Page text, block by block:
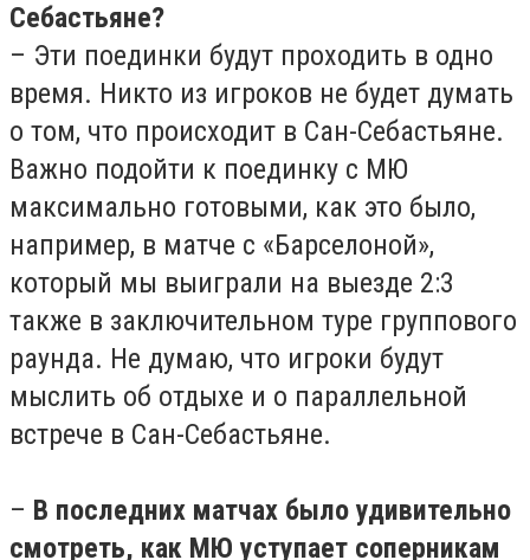
Себастьяне?
– Эти поединки будут проходить в одно
время. Никто из игроков не будет думать
о том, что происходит в Сан-Себастьяне.
Важно подойти к поединку с МЮ
максимально готовыми, как это было,
например, в матче с «Барселоной»,
который мы выиграли на выезде 2:3
также в заключительном туре группового
раунда. Не думаю, что игроки будут
мыслить об отдыхе и о параллельной
встрече в Сан-Себастьяне.
– В последних матчах было удивительно
смотреть, как МЮ уступает соперникам